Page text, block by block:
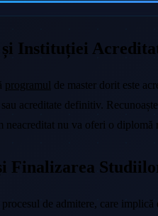
Instituției
programul de master dorit este
acreditate definitiv.
neacreditat nu va oferi o diplomă
Finalizarea
de admitere, care